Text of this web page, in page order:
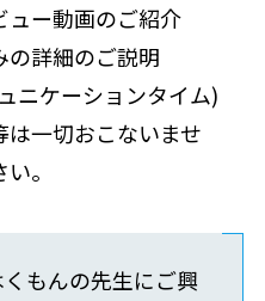
ュー動画のご紹介
の詳細のご説明
ニケーションタイム)
一切おこないませ
。
もんの先生にご興